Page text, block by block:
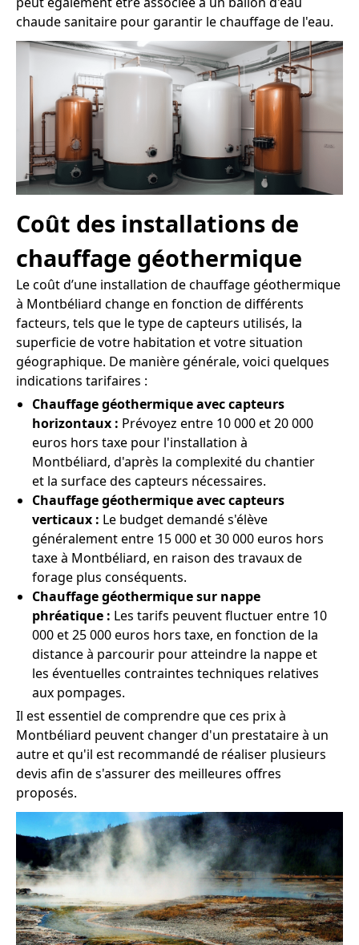
chaude sanitaire pour garantir le chauffage de l'eau.
Coût des installations de
chauffage géothermique
Le coût d’une installation de chauffage géothermique
à Montbéliard change en fonction de différents
facteurs, tels que le type de capteurs utilisés, la
superficie de votre habitation et votre situation
géographique. De manière générale, voici quelques
indications tarifaires :
Chauffage géothermique avec capteurs
horizontaux : Prévoyez entre 10 000 et 20 000
euros hors taxe pour l'installation à
Montbéliard, d'après la complexité du chantier
et la surface des capteurs nécessaires.
Chauffage géothermique avec capteurs
verticaux : Le budget demandé s'élève
généralement entre 15 000 et 30 000 euros hors
taxe à Montbéliard, en raison des travaux de
forage plus conséquents.
Chauffage géothermique sur nappe
phréatique : Les tarifs peuvent fluctuer entre 10
000 et 25 000 euros hors taxe, en fonction de la
distance à parcourir pour atteindre la nappe et
les éventuelles contraintes techniques relatives
aux pompages.
Il est essentiel de comprendre que ces prix à
Montbéliard peuvent changer d'un prestataire à un
autre et qu'il est recommandé de réaliser plusieurs
devis afin de s'assurer des meilleures offres
proposés.